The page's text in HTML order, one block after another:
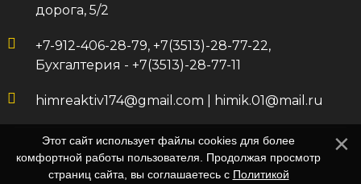
дорога, 5/2
+7-912-406-28-79, +7(3513)-28-77-22,
Бухгалтерия - +7(3513)-28-77-11
himreaktiv174@gmail.com himik.01@mail.ru
Этот сайт использует файлы cookies для более
комфортной работы пользователя. Продолжая просмотр
страниц сайта, вы соглашаетесь с Политикой